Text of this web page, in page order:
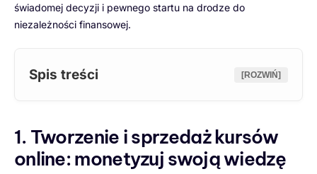
świadomej decyzji i pewnego startu na drodze do
niezależności finansowej.
Spis treści [ROZWIŃ]
1. Tworzenie i sprzedaż kursów
online: monetyzuj swoją wiedzę